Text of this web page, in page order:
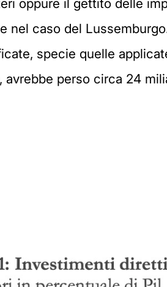
oppure il gettito delle
nel caso del
specie quelle
perso circa 24